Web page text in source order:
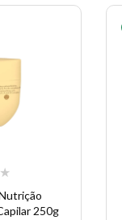
★
250g